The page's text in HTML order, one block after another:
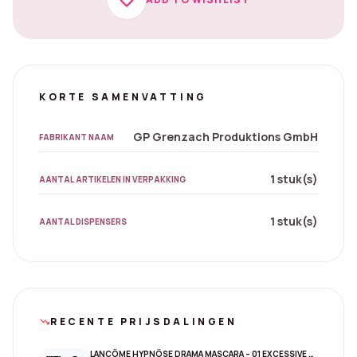
KORTE SAMENVATTING
FABRIKANT NAAM GP Grenzach Produktions GmbH
AANTAL ARTIKELEN IN VERPAKKING 1 stuk(s)
AANTAL DISPENSERS 1 stuk(s)
trending_downRECENTE PRIJSDALINGEN
LANCÔME HYPNÔSE DRAMA MASCARA – 01 EXCESSIVE BLACK